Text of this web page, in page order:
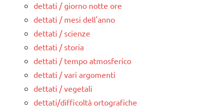
dettati / giorno notte ore
dettati / mesi dell'anno
dettati / scienze
dettati / storia
dettati / tempo atmosferico
dettati / vari argomenti
dettati / vegetali
dettati/difficoltà ortografiche